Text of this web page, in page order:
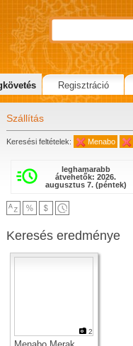
Szállítás
Keresési feltételek: Menabo
leghamarabb
átvehetők: 2026.
augusztus 7. (péntek)
Keresés eredménye
2
Regisztráció